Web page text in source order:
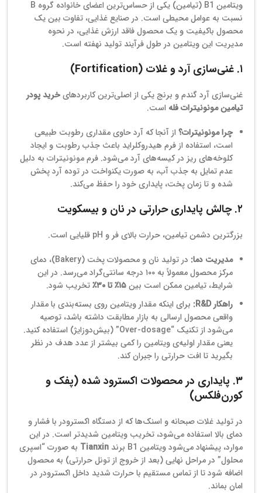
ویتامین B1 (تیامین) یکی از حساس‌ترین اعضای خانواده گروه B
نسبت به عوامل محیطی است. در صنایع غذایی، تفاوت بین یک
محصول باکیفیت و یک محصول فاقد ارزش غذایی، در نحوه
مدیریت این ویتامین در طول فرآیند تولید نهفته است.
۱. غنی‌سازی آرد و غلات (Fortification)
غنی‌سازی آرد گندم و برنج یکی از اصلی‌ترین کاربردهایخرید پودر
تیامین مونونیترات فله است.
چرا مونونیترات؟ از آنجا که آرد حاوی مقداری رطوبت طبیعی
است، استفاده از فرم هیدروکلراید باعث جذب رطوبت و ایجاد
کلوخه‌های ریز در کیسه‌های آرد می‌شود. فرم مونونیترات به دلیل
عدم تمایل به جذب آب، به صورت یکنواخت در توده آرد پخش
شده و تا زمان پخت، پایداری خود را حفظ می‌کند.
۲. چالش پایداری حرارتی در نان و بیسکویت
بزرگترین دشمن تیامین، حرارت بالای فر و pH قلیایی است.
مدیریت دما:
در تولید نان و محصولات پخت (Bakery)، دمای
مرکز محصول معمولاً به ۱۰۰ درجه سانتی‌گراد می‌رسد. در این
شرایط، تیامین ممکن است بین۱۵٪ تا ۳۰٪
تخریب شود.
راهکار R&D:
برای اینکه مقدار ویتامین روی بسته‌بندی با مقدار
واقعی محصول ارسالی به بازار مطابقت داشته باشد، توصیه
می‌شود از تکنیک “Over-dosage” (بیش‌دوزایژ) استفاده کنید.
یعنی مقدار اولیه‌ی ویتامین را کمی بیشتر از عدد هدف در نظر
بگیرید تا افت حرارتی را جبران کند.
۳. پایداری در محصولات اکسترود شده (پفک و
کورن‌فلکس)
در تولید غلات صبحانه و اسنک‌ها که از دستگاه اکسترودر با فشار و
دمای بالا استفاده می‌شود، تخریب ویتامین شدیدتر است. در این
موارد، پیشنهاد می‌شود ویتامین B1 برند
Tianxin به صورت “اسپری
محلول” در مراحل نهایی (بعد از خروج از تونل حرارتی) به محصول
اضافه شود تا از تماس مستقیم با حرارت شدید داخل اکسترودر در
امان بماند.